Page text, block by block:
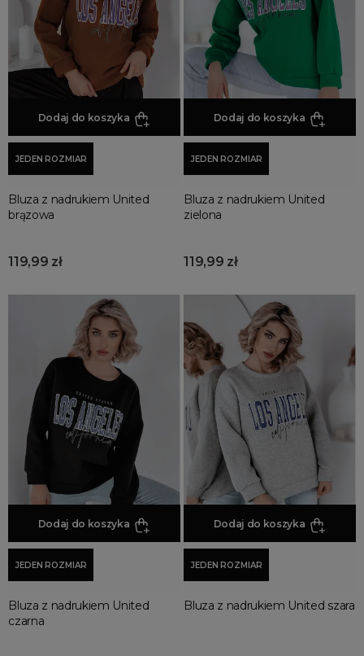
Bluzy Wzorzyste
Bluzy Przez Głowę
Bluzy sweterkowe
Dodaj do koszyka
JEDEN ROZMIAR
Bluza z nadrukiem United
brązowa
119,99 zł
Dodaj do koszyka
JEDEN ROZMIAR
Bluza z nadrukiem United
zielona
119,99 zł
Dodaj do koszyka
JEDEN ROZMIAR
Bluza z nadrukiem United
czarna
Dodaj do koszyka
JEDEN ROZMIAR
Bluza z nadrukiem United szara